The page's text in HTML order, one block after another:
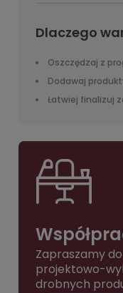
Dlaczego
Oszczędzaj z
Dodawaj
Łatwiej finalizuj
Zapraszamy
projektowo-
drobnych